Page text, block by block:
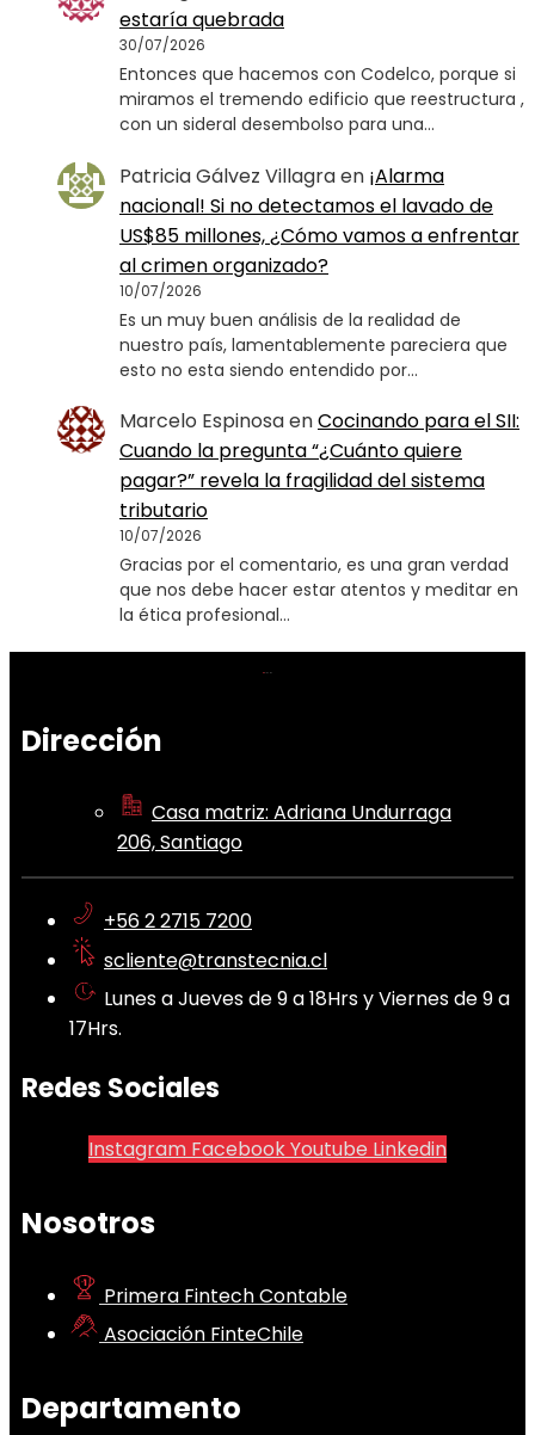
estaría quebrada
30/07/2026
Entonces que hacemos con Codelco, porque si
miramos el tremendo edificio que reestructura ,
con un sideral desembolso para una…
Patricia Gálvez Villagraen ¡Alarma
nacional! Si no detectamos el lavado de
US$85 millones, ¿Cómo vamos a enfrentar
al crimen organizado?
10/07/2026
Es un muy buen análisis de la realidad de
nuestro país, lamentablemente pareciera que
esto no esta siendo entendido por…
Marcelo EspinosaenCocinando para el SII:
Cuando la pregunta “¿Cuánto quiere
pagar?” revela la fragilidad del sistema
tributario
10/07/2026
Gracias por el comentario, es una gran verdad
que nos debe hacer estar atentos y meditar en
la ética profesional…
Dirección
Casa matriz: Adriana Undurraga
206, Santiago
+56 2 2715 7200
scliente@transtecnia.cl
Lunes a Jueves de 9 a 18Hrs y Viernes de 9 a
17Hrs.
Redes Sociales
Instagram FacebookYoutube Linkedin
Nosotros
Primera Fintech Contable
Asociación FinteChile
Departamento